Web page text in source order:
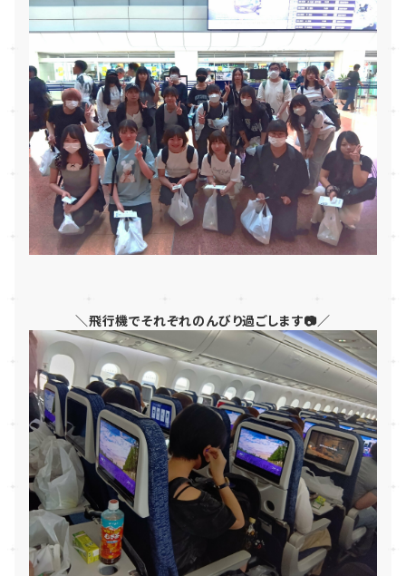
＼飛行機でそれぞれのんびり過ごします📷／